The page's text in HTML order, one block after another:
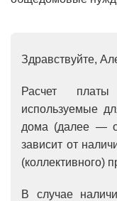
Здравствуйте,
Расчет
используемые
дома (далее —
зависит от
(коллективного)
В случае